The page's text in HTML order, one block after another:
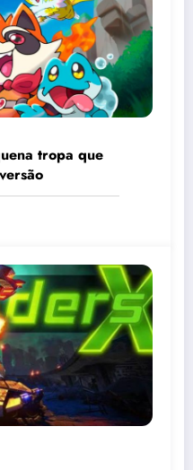
tropa que